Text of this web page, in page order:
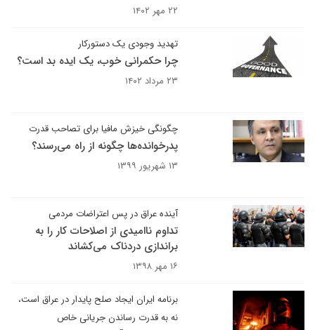
۲۲ مهر ۱۴۰۲
تهدید وجودی یک دستورکار
چرا حکمرانی خوب، یک ایده بد است؟
۲۳ مرداد ۱۴۰۲
چگونگی خیزش مافیا برای تصاحب قدرت
پدرخوانده‌ها چگونه از راه می‌رسند؟
۱۳ شهریور ۱۳۹۹
آینده عراق در پس اعتراضات مردمی
تداوم ناامیدی از اصلاحات کار را به
براندازی دردناک می‌کشاند
۱۶ مهر ۱۳۹۸
برنامه ایران ایجاد صلح پایدار در عراق است،
نه به قدرت رساندن جریانی خاص